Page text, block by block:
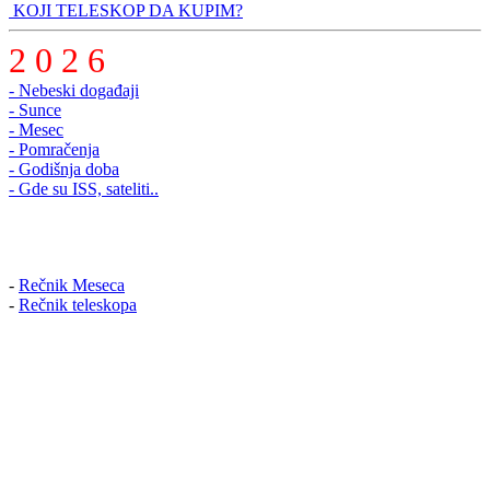
KOJI TELESKOP DA KUPIM?
2 0 2 6
- Nebeski događaji
- Sunce
- Mesec
- Pomračenja
- Godišnja doba
- Gde su ISS, sateliti..
- Rečnik Meseca
- Rečnik teleskopa